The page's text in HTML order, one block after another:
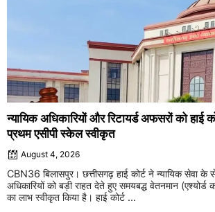
न्यायिक अधिकारियों और रिटायर्ड अफसरों को हाई
प्रथम एसीपी स्केल स्वीकृत
August 4, 2026
CBN36 बिलासपुर। छत्तीसगढ़ हाई कोर्ट ने न्यायिक सेवा के
अधिकारियों को बड़ी राहत देते हुए समयबद्ध वेतनमान (एश्योर्ड
का लाभ स्वीकृत किया है। हाई कोर्ट ...